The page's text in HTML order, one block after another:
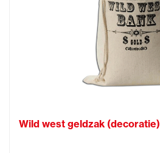
Wild west geldzak (decoratie)